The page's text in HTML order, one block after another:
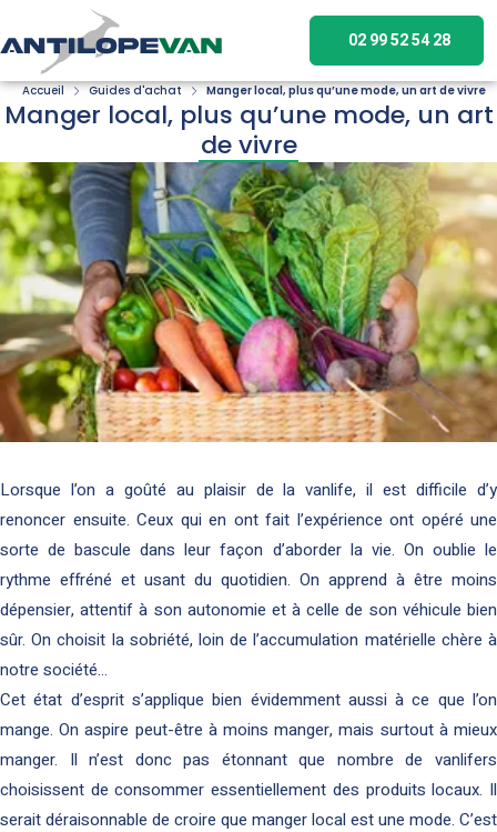
02 99 52 54 28
Accueil Guides d'achat Manger local, plus qu’une mode, un art de vivre
Manger local, plus qu’une mode, un art
de vivre
Lorsque l’on a goûté au plaisir de la vanlife, il est difficile d’y
renoncer ensuite. Ceux qui en ont fait l’expérience ont opéré une
sorte de bascule dans leur façon d’aborder la vie. On oublie le
rythme effréné et usant du quotidien. On apprend à être moins
dépensier, attentif à son autonomie et à celle de son véhicule bien
sûr. On choisit la sobriété, loin de l’accumulation matérielle chère à
notre société…
Cet état d’esprit s’applique bien évidemment aussi à ce que l’on
mange. On aspire peut-être à moins manger, mais surtout à mieux
manger. Il n’est donc pas étonnant que nombre de vanlifers
choisissent de consommer essentiellement des produits locaux. Il
serait déraisonnable de croire que manger local est une mode. C’est